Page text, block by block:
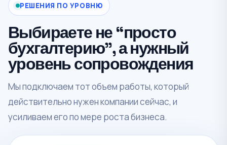
РЕШЕНИЯ ПО УРОВНЮ
Выбираете не “просто
бухгалтерию”, а нужный
уровень сопровождения
Мы подключаем тот объем работы, который
действительно нужен компании сейчас, и
усиливаем его по мере роста бизнеса.